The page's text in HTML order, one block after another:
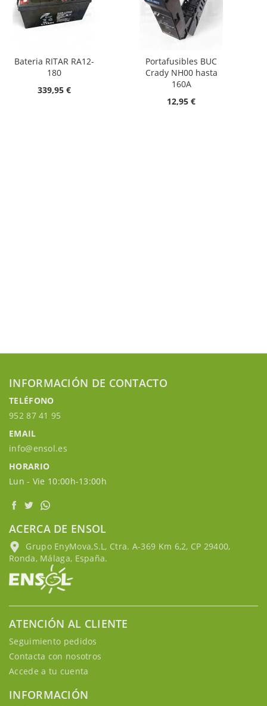
Bateria RITAR RA12-
180
339,95 €
Portafusibles BUC
Crady NH00 hasta
160A
12,95 €
INFORMACIÓN DE CONTACTO
TELÉFONO
952 87 41 95
EMAIL
info@ensol.es
HORARIO
Lun - Vie 10:00h-13:00h
ACERCA DE ENSOL
Grupo EnyMova,S.L, Ctra. A-369 Km 6,2, CP 29400,
Ronda, Málaga, España.
ATENCIÓN AL CLIENTE
Seguimiento pedidos
Contacta con nosotros
Accede a tu cuenta
INFORMACIÓN